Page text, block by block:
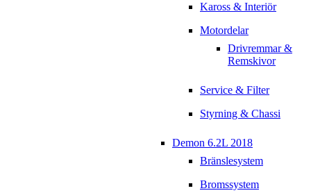
Kaross & Interiör
Motordelar
Drivremmar &
Remskivor
Service & Filter
Styrning & Chassi
Demon 6.2L 2018
Bränslesystem
Bromssystem